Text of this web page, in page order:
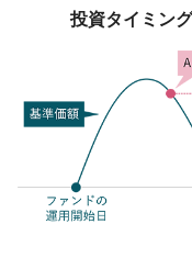
投資タイミン